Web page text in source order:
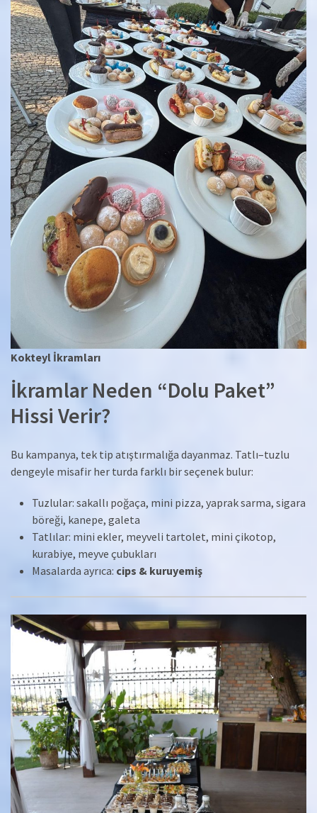
Kokteyl İkramları
İkramlar Neden “Dolu Paket”
Hissi Verir?
Bu kampanya, tek tip atıştırmalığa dayanmaz. Tatlı–tuzlu
dengeyle misafir her turda farklı bir seçenek bulur:
Tuzlular: sakallı poğaça, mini pizza, yaprak sarma, sigara
böreği, kanepe, galeta
Tatlılar: mini ekler, meyveli tartolet, mini çikotop,
kurabiye, meyve çubukları
Masalarda ayrıca: cips & kuruyemiş